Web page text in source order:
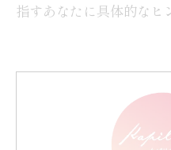
指すあなたに具体的なヒ